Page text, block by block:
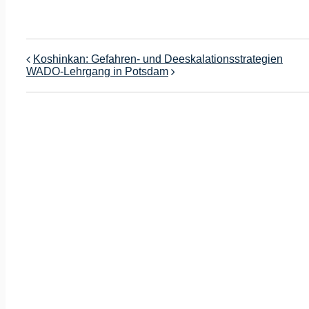
Koshinkan: Gefahren- und Deeskalationsstrategien
WADO-Lehrgang in Potsdam